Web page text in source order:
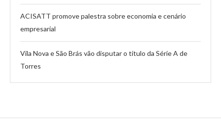
ACISATT promove palestra sobre economia e cenário
empresarial
Vila Nova e São Brás vão disputar o título da Série A de
Torres